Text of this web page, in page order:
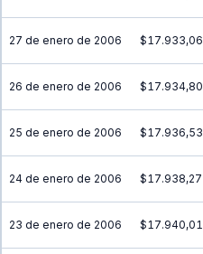
27 de enero de 2006 $17.933,06
26 de enero de 2006 $17.934,80
25 de enero de 2006 $17.936,53
24 de enero de 2006 $17.938,27
23 de enero de 2006 $17.940,01